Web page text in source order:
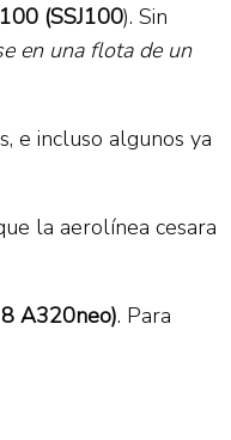
(SSJ100). Sin
en una flota de un
e incluso algunos ya
la aerolínea cesara
A320neo). Para